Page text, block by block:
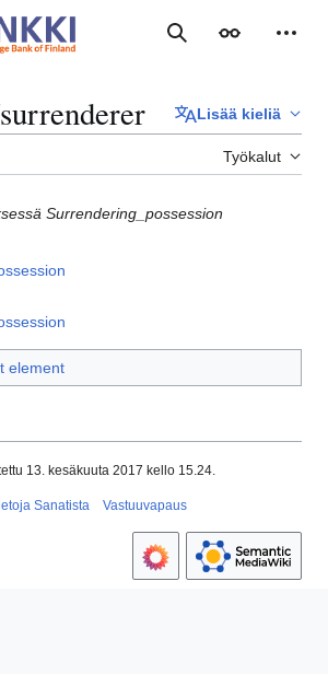
Haku Ulkoasu
Lisää kieliä
Työkalut
Surrendering_possession
element
13. kesäkuuta 2017 kello 15.24.
Sanatista Vastuuvapaus